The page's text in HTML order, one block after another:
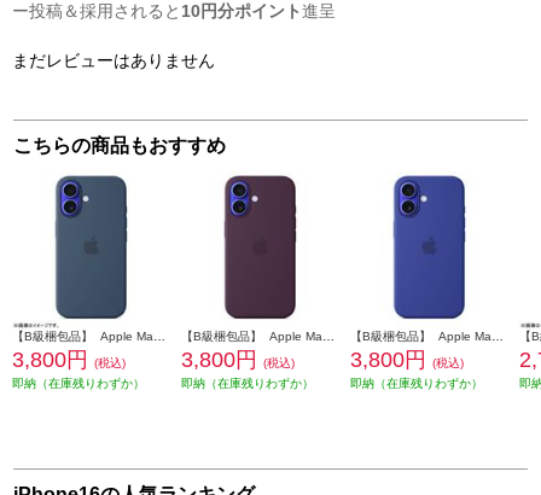
ー投稿＆採用されると 10円分ポイント進呈
まだレビューはありません
こちらの商品もおすすめ
3,800円
(税込)
即納（在庫残りわずか）
3,800円
(税込)
即納（在庫残りわずか）
3,800円
(税込)
即納（在庫残りわずか）
即